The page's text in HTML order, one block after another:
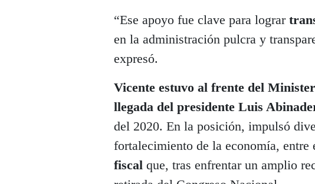
“Ese apoyo fue clave para lograr
en la administración pulcra y
expresó.
Vicente estuvo al frente del
llegada del presidente Luis
del 2020. En la posición, impulsó
fortalecimiento de la economía, entre
fiscal que, tras enfrentar un amplio